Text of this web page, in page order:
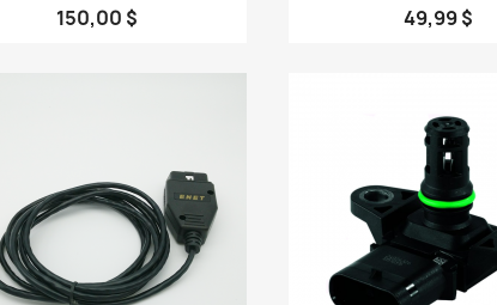
150,00 $ 49,99 $